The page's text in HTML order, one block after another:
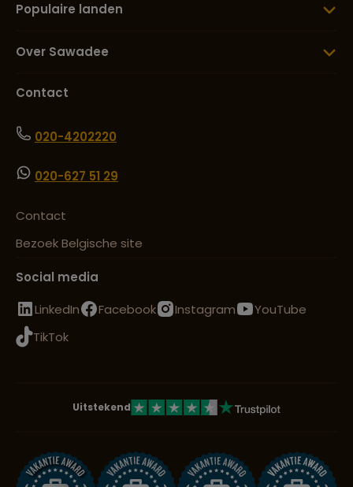
Populaire landen
Over Sawadee
Contact
020-4202220
020-627 51 29
Contact
Bezoek Belgische site
Social media
LinkedIn
Facebook Instagram
YouTube
TikTok
Uitstekend